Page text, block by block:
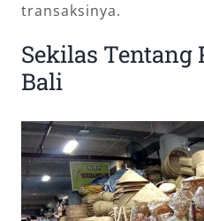
transaksinya.
Sekilas Tentang
Bali